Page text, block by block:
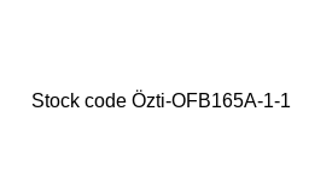
Stock code Özti-OFB165A-1-1